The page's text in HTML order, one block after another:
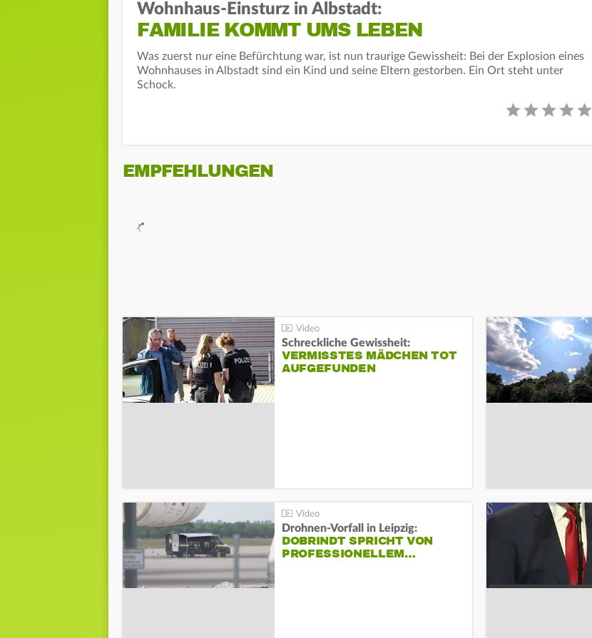
Wohnhaus-Einsturz in Albstadt:
FAMILIE KOMMT UMS LEBEN
Was zuerst nur eine Befürchtung war, ist nun traurige Gewissheit: Bei der Explosion eines
Wohnhauses in Albstadt sind ein Kind und seine Eltern gestorben. Ein Ort steht unter
Schock.
EMPFEHLUNGEN
Schreckliche Gewissheit:
VERMISSTES MÄDCHEN TOT
AUFGEFUNDEN
Drohnen-Vorfall in Leipzig:
DOBRINDT SPRICHT VON
PROFESSIONELLEM…